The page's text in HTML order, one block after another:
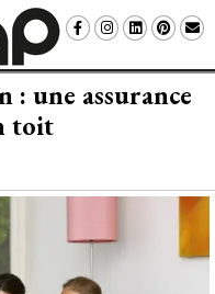
une assurance
toit